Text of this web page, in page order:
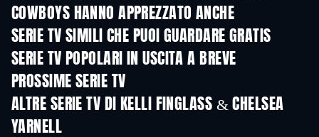
COWBOYS HANNO APPREZZATO ANCHE
TV TV
SERIE TV SIMILI CHE PUOI GUARDARE GRATIS
TV
SERIE TV POPOLARI IN USCITA A BREVE
TV TV
PROSSIME SERIE TV
Stagione 1
ALTRE SERIE TV DI KELLI FINGLASS & CHELSEA
YARNELL